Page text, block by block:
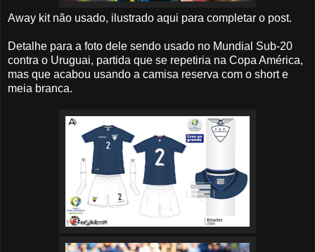
Away kit não usado, ilustrado aqui para completar o post.
Detalhe para a foto dele sendo usado no Mundial Sub-20
contra o Uruguai, partida que se repetiria na Copa América,
mas que acabou usando a camisa reserva com o short e
meia branca.